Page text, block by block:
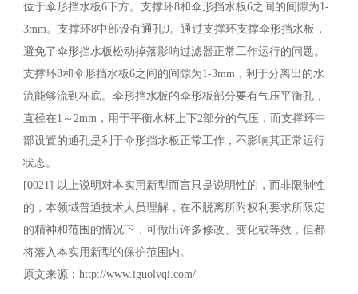
位于伞形挡水板6下方。支撑环8和伞形挡水板6之间的间隙为1-
3mm。支撑环8中部设有通孔9。通过支撑环支撑伞形挡水板，
避免了伞形挡水板松动掉落影响过滤器正常工作运行的问题。
支撑环8和伞形挡水板6之间的间隙为1-3mm，利于分离出的水
流能够流到杯底。伞形挡水板的伞形板部分要有气压平衡孔，
直径在1～2mm，用于平衡水杯上下2部分的气压，而支撑环中
部设置的通孔是利于伞形挡水板正常工作，不影响其正常运行
状态。
[0021] 以上说明对本实用新型而言只是说明性的，而非限制性
的，本领域普通技术人员理解，在不脱离所附权利要求所限定
的精神和范围的情况下，可做出许多修改、变化或等效，但都
将落入本实用新型的保护范围内。
原文来源：http://www.iguolvqi.com/